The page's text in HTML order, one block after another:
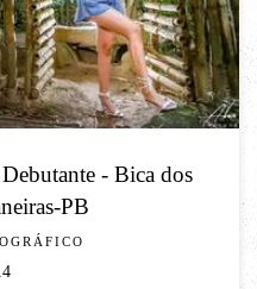
- Bica dos
PB